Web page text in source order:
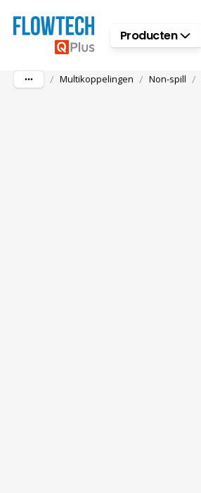
Ga naar hoofdinhoudProducten
/ Multikoppelingen / Non-spill /